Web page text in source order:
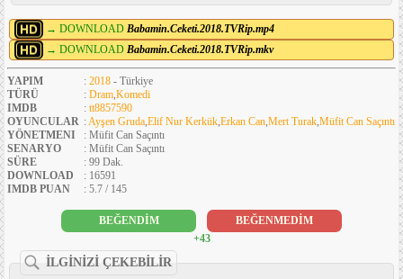
→ DOWNLOAD Babamin.Ceketi.2018.TVRip.mp4
→ DOWNLOAD Babamin.Ceketi.2018.TVRip.mkv
YAPIM : 2018 - Türkiye
TÜRÜ
: Dram,Komedi
IMDB
: tt8857590
OYUNCULAR :Ayşen Gruda,Elif Nur Kerkük,Erkan Can,Mert Turak,Müfit Can Saçıntı
YÖNETMENI
: Müfit Can Saçıntı
SENARYO
: Müfit Can Saçıntı
SÜRE
: 99 Dak.
DOWNLOAD
: 16591
IMDB PUAN
: 5.7 / 145
BEĞENDİM
BEĞENMEDİM
+43
İLGİNİZİ ÇEKEBİLİR